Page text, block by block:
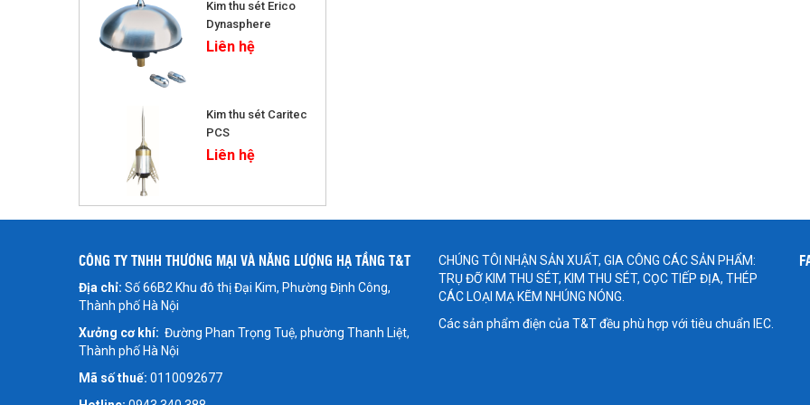
Kim thu sét Erico
Dynasphere
Liên hệ
Kim thu sét Caritec
PCS
Liên hệ
CÔNG TY TNHH THƯƠNG MẠI VÀ NĂNG LƯỢNG HẠ TẦNG T&T
Địa chỉ: Số 66B2 Khu đô thị Đại Kim, Phường Định Công,
Thành phố Hà Nội
Xưởng cơ khí: Đường Phan Trọng Tuệ, phường Thanh Liệt,
Thành phố Hà Nội
Mã số thuế: 0110092677
CHÚNG TÔI NHẬN SẢN XUẤT, GIA CÔNG CÁC SẢN PHẨM:
TRỤ ĐỠ KIM THU SÉT, KIM THU SÉT, CỌC TIẾP ĐỊA, THÉP
CÁC LOẠI MẠ KẼM NHÚNG NÓNG.
Các sản phẩm điện của T&T đều phù hợp với tiêu chuẩn IEC.